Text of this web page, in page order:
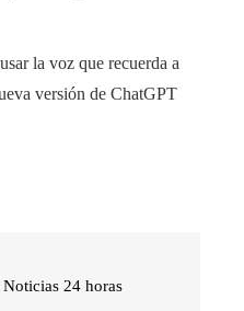
Noticias 24 horas